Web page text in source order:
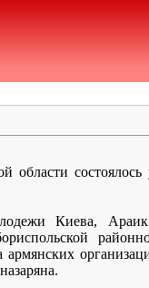
состоялось
Киева,